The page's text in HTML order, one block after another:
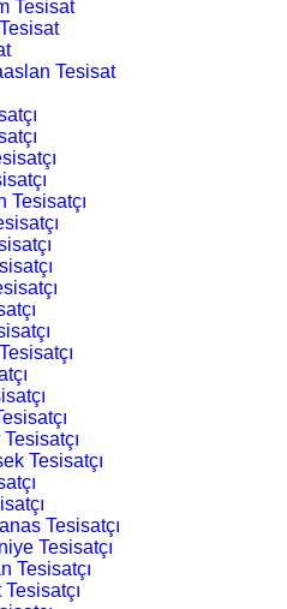
Tesisat
Tesisat
Tesisatçı
Tesisatçı
Tesisatçı
Tesisatçı
Tesisatçı